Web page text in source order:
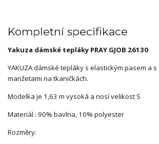
Kompletní specifikace
Yakuza dámské tepláky PRAY GJOB 26130
YAKUZA dámské tepláky s elastickým pasem a
manžetami na tkaničkách.
Modelka je 1,63 m vysoká a nosí velikost S
Materiál : 90% bavlna, 10% polyester
Rozměry: